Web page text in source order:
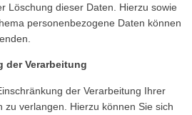
Löschung dieser Daten. Hierzu sowie
personenbezogene Daten können
der Verarbeitung
der Verarbeitung Ihrer
zu verlangen. Hierzu können Sie sich